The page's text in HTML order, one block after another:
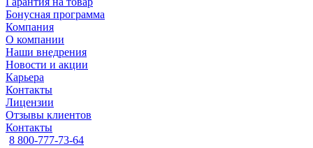
Бонусная программа
Компания
О компании
Наши внедрения
Новости и акции
Карьера
Контакты
Лицензии
Отзывы клиентов
Контакты
8 800-777-73-64